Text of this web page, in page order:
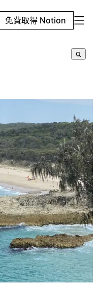
免費取得 Notion